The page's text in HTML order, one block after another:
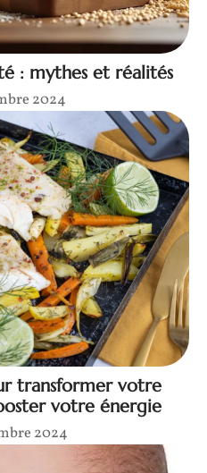
: mythes et réalités
2024
transformer votre
votre énergie
2024